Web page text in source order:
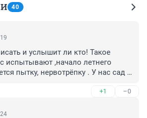
40
и услышит ли кто! Такое
испытывают ,начало летнего
пытку, нервотрёпку . У нас сад
в сад ,отдыхать ,но власти
водителей, при выезде из города
,замена бордюров ,дальше
+1 –0